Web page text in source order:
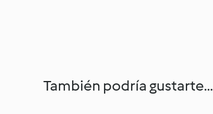
También podría gustarte...